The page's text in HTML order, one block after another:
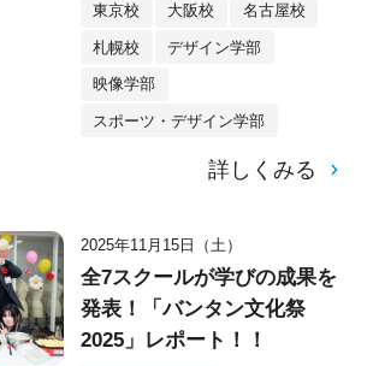
東京校 大阪校 名古屋校
札幌校 デザイン学部
映像学部
スポーツ・デザイン学部
詳しくみる
2025年11月15日（土）
全7スクールが学びの成果を
発表！「バンタン文化祭
2025」レポート！！